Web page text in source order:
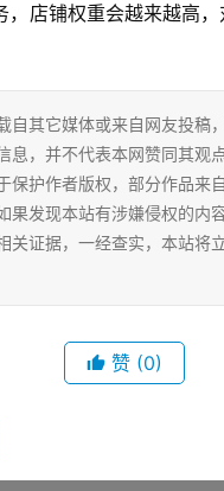
，店铺权重会越来越高
自其它媒体或来自网友投稿
息，并不代表本网赞同其观
保护作者版权，部分作品来
果发现本站有涉嫌侵权的内
关证据，一经查实，本站将
赞 (0)